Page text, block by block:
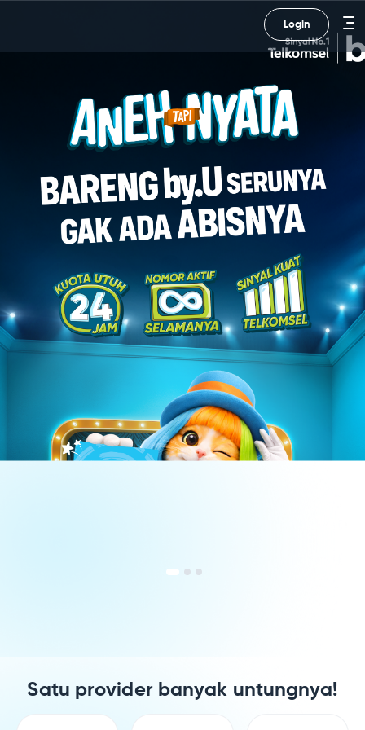
Login
Satu provider banyak untungnya!